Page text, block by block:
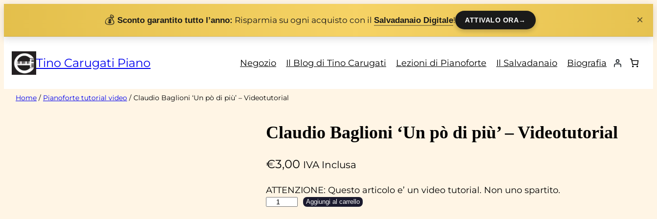
contenuto
💰 Sconto garantito tutto l’anno: Risparmia su ogni acquisto con ilSalvadanaio Digitale! ATTIVALO ORA→ ×
Tino Carugati Piano Negozio Il Blog di Tino Carugati Lezioni di Pianoforte Il Salvadanaio Biografia
Home / Pianoforte tutorial video / Claudio Baglioni ‘Un pò di più’ – Videotutorial
Claudio Baglioni ‘Un pò di più’ – Videotutorial
€3,00 IVA Inclusa
ATTENZIONE: Questo articolo e’ un video tutorial. Non uno spartito.
Aggiungi al carrello